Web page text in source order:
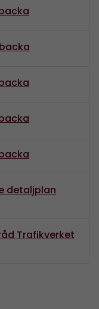
detaljplan
Trafikverket